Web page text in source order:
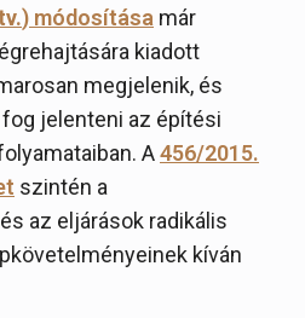
) módosítása már
kiadott
megjelenik, és
jelenteni az építési
A456/2015.
szintén a
az eljárások radikális
kíván